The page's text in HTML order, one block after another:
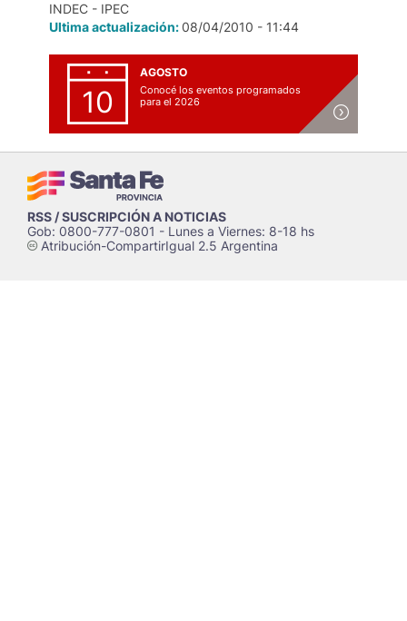
INDEC - IPEC
Ultima actualización:08/04/2010 - 11:44
10
AGOSTO
Conocé los eventos programados
para el 2026
RSS / SUSCRIPCIÓN A NOTICIAS
Gob: 0800-777-0801 - Lunes a Viernes: 8-18 hs
cAtribución-CompartirIgual 2.5 Argentina